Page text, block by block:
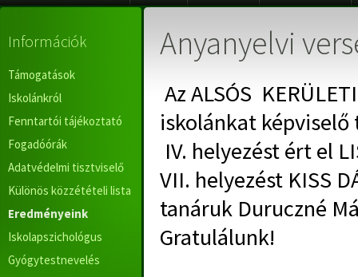
Információk
Támogatások
Iskolánkról
Fenntartói tájékoztató
Fogadóórák
Adatvédelmi tisztviselő
Különös közzétételi lista
Eredményeink
Iskolapszichológus
Gyógytestnevelés
Anyanyelvi
Az ALSÓS
iskolánkat
IV. helyezést ért el
VII. helyezést KISS
tanáruk Duruczné
Gratulálunk!